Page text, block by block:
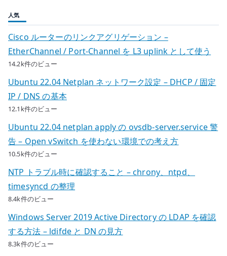
を
持
る
境
を
選
ぶ
へ
の
人気
Cisco ルーターのリンクアグリゲーション –
EtherChannel / Port-Channel を L3 uplink として使う
14.2k件のビュー
Ubuntu 22.04 Netplan ネットワーク設定 – DHCP / 固定
IP / DNS の基本
12.1k件のビュー
Ubuntu 22.04 netplan apply の ovsdb-server.service 警
告 – Open vSwitch を使わない環境での考え方
10.5k件のビュー
NTP トラブル時に確認すること – chrony、ntpd、
timesyncd の整理
8.4k件のビュー
Windows Server 2019 Active Directory の LDAP を確認
する方法 – ldifde と DN の見方
8.3k件のビュー